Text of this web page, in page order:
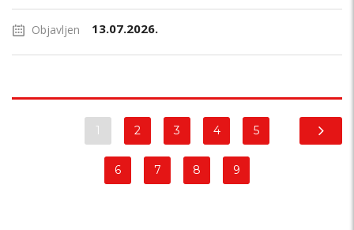
Objavljen 13.07.2026.
1 2 3 4 5
6 7 8 9